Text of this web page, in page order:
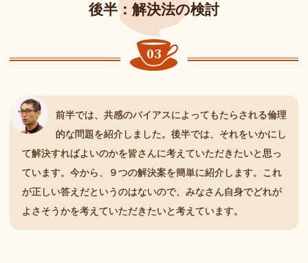
後半： 解決法の検討
前半では、共感のバイアスによってもたらされる倫理
的な問題を紹介しました。後半では、それをいかにし
て解決すればよいのかを皆さんに考えていただきたいと思っ
ています。今から、９つの解決案を簡単に紹介します。これ
が正しい答えだというのはないので、みなさん自身でどれが
よさそうかを考えていただきたいと考えています。